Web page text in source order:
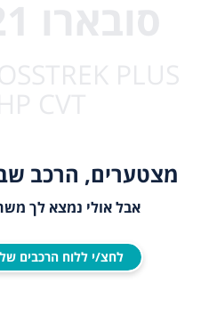
מצטערים, הרכב
אבל אולי נמצא לך
לחצ/י ללוח הרכבים